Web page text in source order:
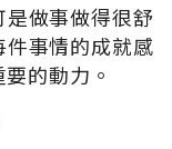
做事做得很舒
事情的成就感
的動力。